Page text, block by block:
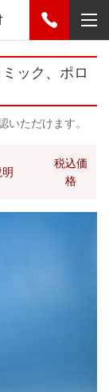
ック、ポロ
いただけます。
税込価
格